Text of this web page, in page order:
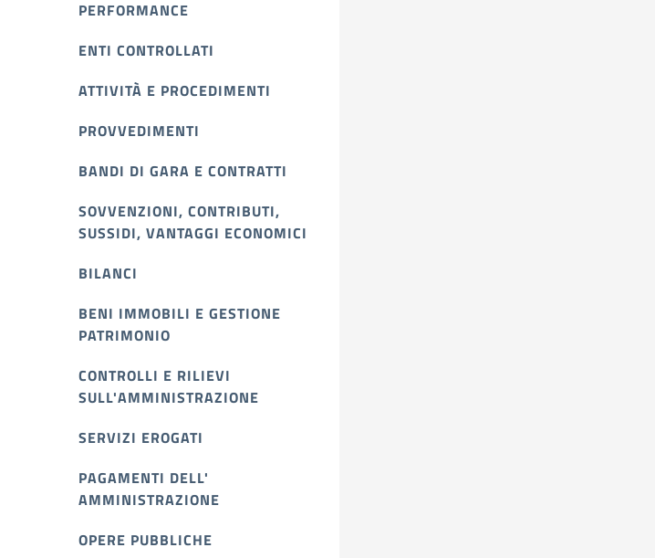
PERFORMANCE
ENTI CONTROLLATI
ATTIVITÀ E PROCEDIMENTI
PROVVEDIMENTI
BANDI DI GARA E CONTRATTI
SOVVENZIONI, CONTRIBUTI,
SUSSIDI, VANTAGGI ECONOMICI
BILANCI
BENI IMMOBILI E GESTIONE
PATRIMONIO
CONTROLLI E RILIEVI
SULL'AMMINISTRAZIONE
SERVIZI EROGATI
PAGAMENTI DELL'
AMMINISTRAZIONE
OPERE PUBBLICHE